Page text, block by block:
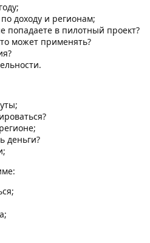
доходу и регионам;
попадаете в пилотный проект?
может применять?
деньги?